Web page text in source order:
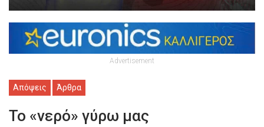
Advertisement
Απόψεις Άρθρα
Το «νερό» γύρω μας